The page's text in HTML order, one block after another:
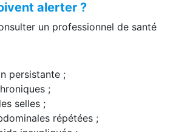
alerter ?
un professionnel de santé
persistante ;
;
selles ;
répétées ;